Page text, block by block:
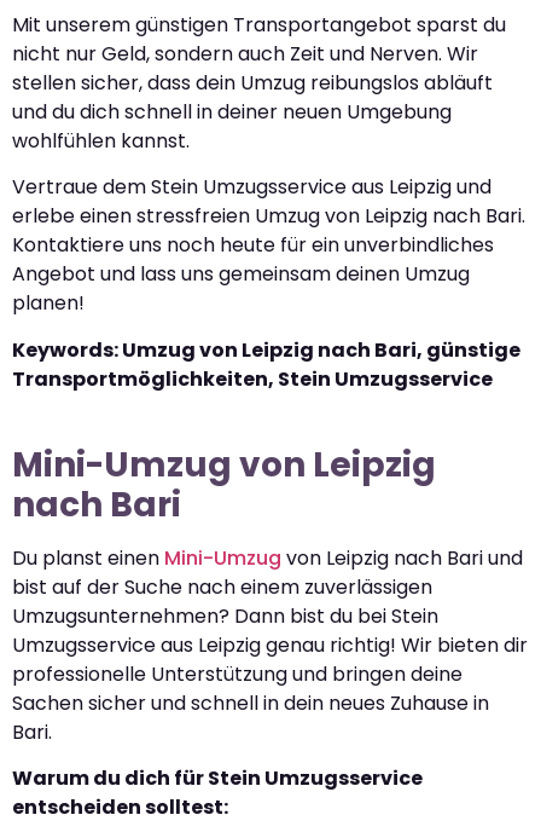
Mit unserem günstigen Transportangebot sparst du
nicht nur Geld, sondern auch Zeit und Nerven. Wir
stellen sicher, dass dein Umzug reibungslos abläuft
und du dich schnell in deiner neuen Umgebung
wohlfühlen kannst.
Vertraue dem Stein Umzugsservice aus Leipzig und
erlebe einen stressfreien Umzug von Leipzig nach Bari.
Kontaktiere uns noch heute für ein unverbindliches
Angebot und lass uns gemeinsam deinen Umzug
planen!
Keywords: Umzug von Leipzig nach Bari, günstige
Transportmöglichkeiten, Stein Umzugsservice
Mini-Umzug von Leipzig
nach Bari
Du planst einen Mini-Umzug von Leipzig nach Bari und
bist auf der Suche nach einem zuverlässigen
Umzugsunternehmen? Dann bist du bei Stein
Umzugsservice aus Leipzig genau richtig! Wir bieten dir
professionelle Unterstützung und bringen deine
Sachen sicher und schnell in dein neues Zuhause in
Bari.
Warum du dich für Stein Umzugsservice
entscheiden solltest: